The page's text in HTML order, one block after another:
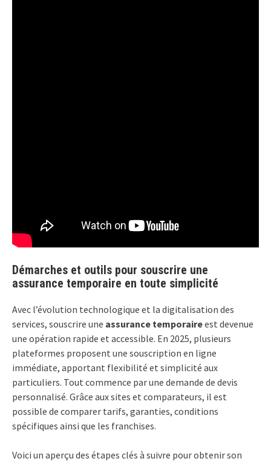
Démarches et outils pour souscrire une
assurance temporaire en toute simplicité
Avec l’évolution technologique et la digitalisation des
services, souscrire une assurance temporaireest devenue
une opération rapide et accessible. En 2025, plusieurs
plateformes proposent une souscription en ligne
immédiate, apportant flexibilité et simplicité aux
particuliers. Tout commence par une demande de devis
personnalisé. Grâce aux sites et comparateurs, il est
possible de comparer tarifs, garanties, conditions
spécifiques ainsi que les franchises.
Voici un aperçu des étapes clés à suivre pour obtenir son